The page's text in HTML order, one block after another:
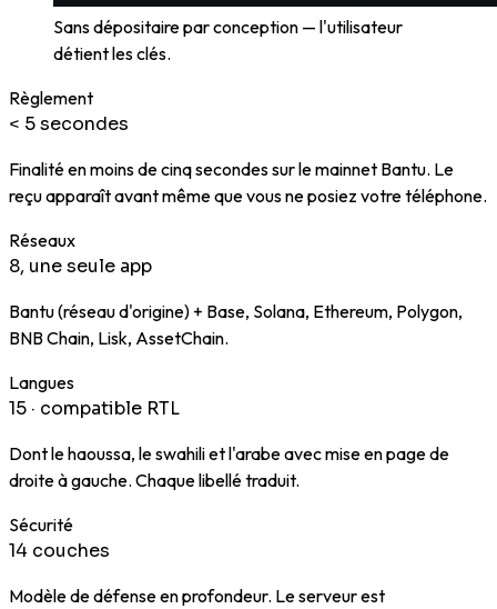
Sans dépositaire par conception — l'utilisateur
détient les clés.
Règlement
< 5 secondes
Finalité en moins de cinq secondes sur le mainnet Bantu. Le
reçu apparaît avant même que vous ne posiez votre téléphone.
Réseaux
8, une seule app
Bantu (réseau d'origine) + Base, Solana, Ethereum, Polygon,
BNB Chain, Lisk, AssetChain.
Langues
15 · compatible RTL
Dont le haoussa, le swahili et l'arabe avec mise en page de
droite à gauche. Chaque libellé traduit.
Sécurité
14 couches
Modèle de défense en profondeur. Le serveur est